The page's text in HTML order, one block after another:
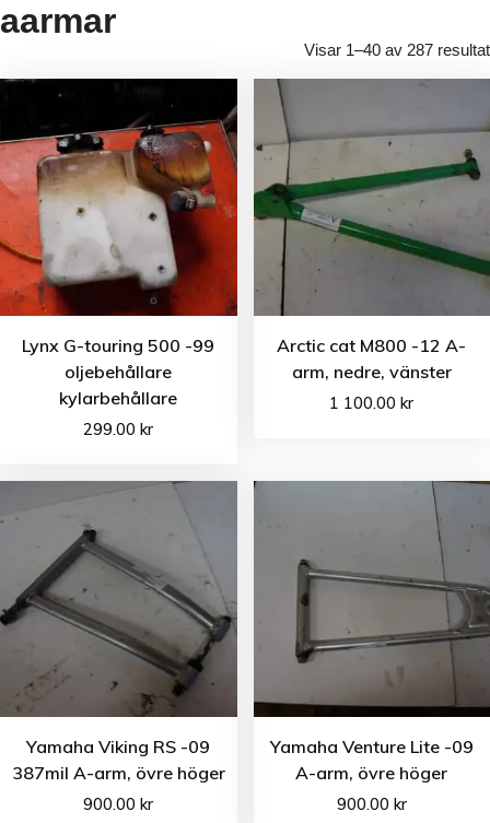
aarmar
Visar 1–40 av 287 resultat
Lynx G-touring 500 -99
oljebehållare
kylarbehållare
299.00kr
Arctic cat M800 -12 A-
arm, nedre, vänster
1 100.00kr
Yamaha Viking RS -09
387mil A-arm, övre höger
900.00kr
Yamaha Venture Lite -09
A-arm, övre höger
900.00 kr